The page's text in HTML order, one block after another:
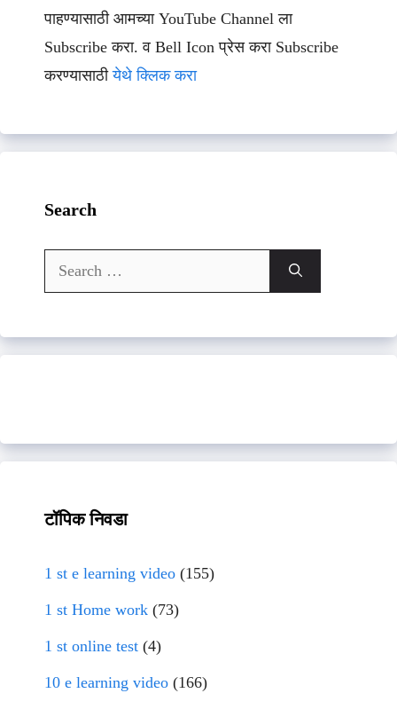
पाहण्यासाठी आमच्या YouTube Channel ला
Subscribe करा. व Bell Icon प्रेस करा Subscribe
करण्यासाठीयेथे क्लिक करा
Search
Search
for:
टॉपिक निवडा
1 st e learning video (155)
1 st Home work (73)
1 st online test (4)
10 e learning video (166)